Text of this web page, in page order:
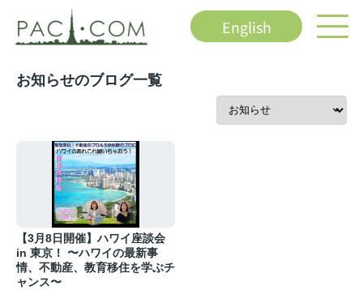
English
お知らせのブログ一覧
【3月8日開催】ハワイ座談会
in 東京！ 〜ハワイの最新事
情、不動産、教育移住を学ぶチ
ャンス〜